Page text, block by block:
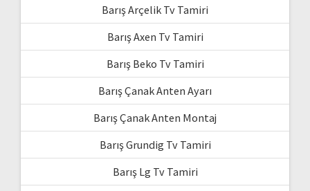
Barış Arçelik Tv Tamiri
Barış Axen Tv Tamiri
Barış Beko Tv Tamiri
Barış Çanak Anten Ayarı
Barış Çanak Anten Montaj
Barış Grundig Tv Tamiri
Barış Lg Tv Tamiri